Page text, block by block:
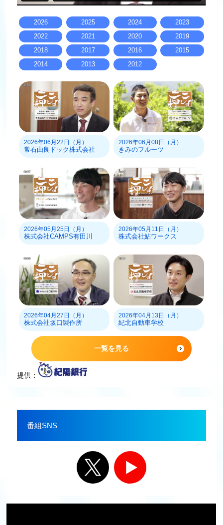
2026 2025 2024
2023
2022
2021 2020
2019
2018
2017 2016
2015
2014
2013 2012
2026年06月22日（月）
常石由良ドック株式会社
2026年06月08日（月）
きみのフルーツ
2026年05月25日（月）
株式会社CAMPS有田川
2026年05月11日（月）
株式会社鮎ワークス
2026年04月27日（月）
株式会社坂口製作所
2026年04月13日（月）
紀北自動車学校
一覧を見る
提供：
番組SNS